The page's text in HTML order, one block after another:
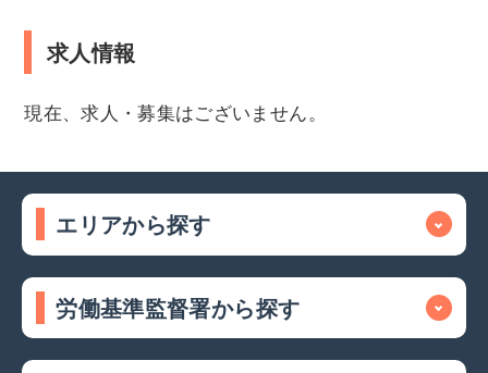
求人情報
現在、求人・募集はございません。
エリアから探す
労働基準監督署から探す